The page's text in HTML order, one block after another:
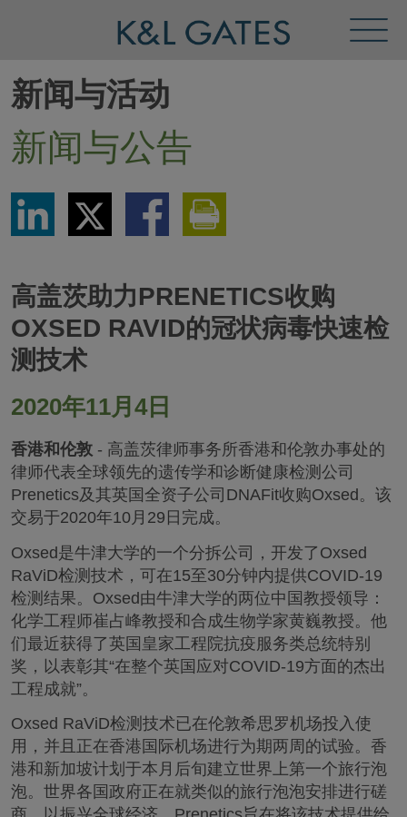
Menu
新闻与活动
新闻与公告
Share
LinkedIn
Share
via
Twitter
Share
via
高盖茨助力PRENETICS收购
OXSED RAVID的冠状病毒快速检
测技术
2020年11月4日
香港和伦敦 - 高盖茨律师事务所香港和伦敦办事处的
律师代表全球领先的遗传学和诊断健康检测公司
Prenetics及其英国全资子公司DNAFit收购Oxsed。该
交易于2020年10月29日完成。
Oxsed是牛津大学的一个分拆公司，开发了Oxsed
RaViD检测技术，可在15至30分钟内提供COVID-19
检测结果。Oxsed由牛津大学的两位中国教授领导：
化学工程师崔占峰教授和合成生物学家黄巍教授。他
们最近获得了英国皇家工程院抗疫服务类总统特别
奖，以表彰其“在整个英国应对COVID-19方面的杰出
工程成就”。
Oxsed RaViD检测技术已在伦敦希思罗机场投入使
用，并且正在香港国际机场进行为期两周的试验。香
港和新加坡计划于本月后旬建立世界上第一个旅行泡
泡。世界各国政府正在就类似的旅行泡泡安排进行磋